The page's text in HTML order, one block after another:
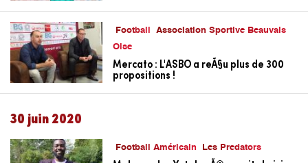
Football
Association Sportive Beauvais
Oise
Mercato : L'ASBO a reÃ§u plus de 300
propositions !
30 juin 2020
Football Américain Les Predators